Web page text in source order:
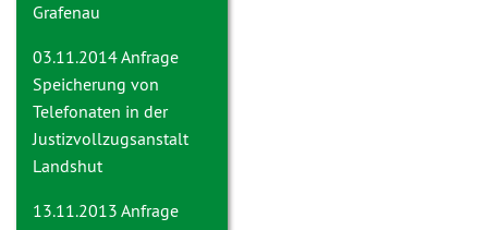
Grafenau
03.11.2014 Anfrage
Speicherung von
Telefonaten in der
Justizvollzugsanstalt
Landshut
13.11.2013 Anfrage